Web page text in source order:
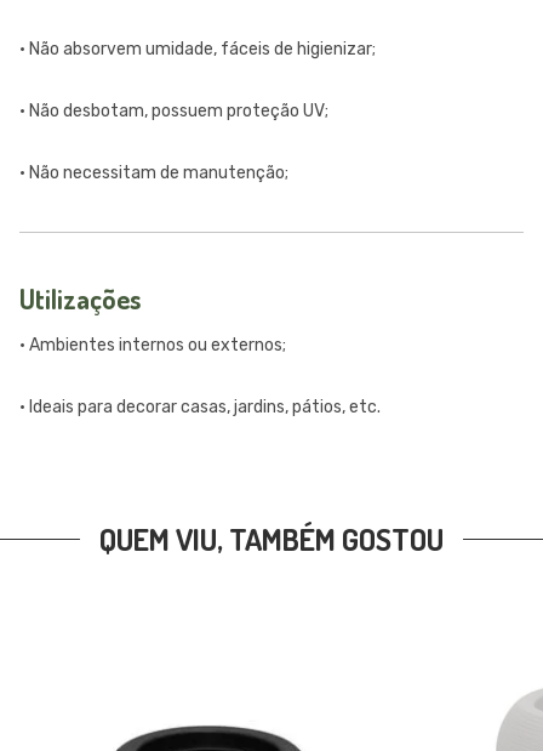
• Não absorvem umidade, fáceis de higienizar;
• Não desbotam, possuem proteção UV;
• Não necessitam de manutenção;
Utilizações
• Ambientes internos ou externos;
• Ideais para decorar casas, jardins, pátios, etc.
QUEM VIU, TAMBÉM GOSTOU